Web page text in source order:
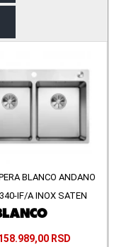
BLANCO ANDANO
IF/A INOX SATEN
POLIRAN 525248
RSD